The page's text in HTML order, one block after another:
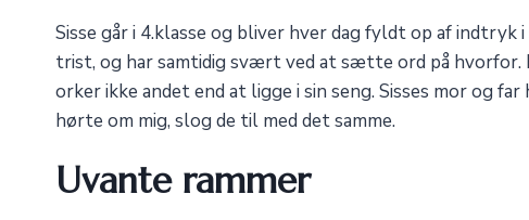
Sisse går i 4.klasse og bliver hver dag fyldt op af indtryk
trist, og har samtidig svært ved at sætte ord på hvorfor.
orker ikke andet end at ligge i sin seng. Sisses mor og
hørte om mig, slog de til med det samme.
Uvante rammer